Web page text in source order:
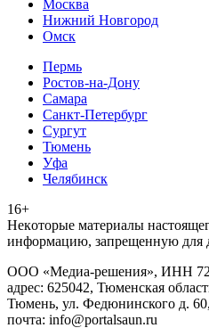
Москва
Нижний Новгород
Омск
Пермь
Ростов-на-Дону
Самара
Санкт-Петербург
Сургут
Тюмень
Уфа
Челябинск
16+
Heкoтopыe мaтepиaлы
инфopмaцию, зaпpeщeнную для
ООО «Медиа-решения», ИНН
адрес: 625042, Тюменская
Тюмень, ул. Федюнинского д.
почта: info@portalsaun.ru